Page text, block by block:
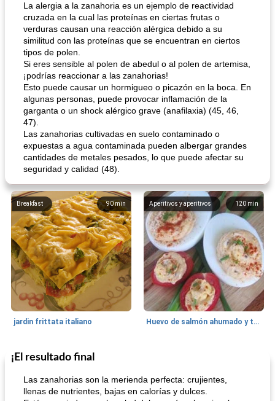
La alergia a la zanahoria es un ejemplo de reactividad
cruzada en la cual las proteínas en ciertas frutas o
verduras causan una reacción alérgica debido a su
similitud con las proteínas que se encuentran en ciertos
tipos de polen.
Si eres sensible al polen de abedul o al polen de artemisa,
¡podrías reaccionar a las zanahorias!
Esto puede causar un hormigueo o picazón en la boca. En
algunas personas, puede provocar inflamación de la
garganta o un shock alérgico grave (anafilaxia) (45, 46,
47).
Las zanahorias cultivadas en suelo contaminado o
expuestas a agua contaminada pueden albergar grandes
cantidades de metales pesados, lo que puede afectar su
seguridad y calidad (48).
90 min
Breakfast
jardin frittata italiano
120 min
Aperitivos y aperitivos
Huevo de salmón ahumado y tomates rellenos.
Bebidas
¡El resultado final
Las zanahorias son la merienda perfecta: crujientes,
llenas de nutrientes, bajas en calorías y dulces.